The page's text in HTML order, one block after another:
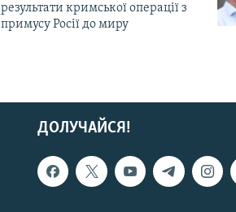
результати кримської операції з
примусу Росії до миру
ДОЛУЧАЙСЯ!